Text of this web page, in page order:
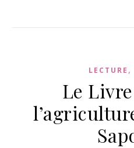
LECTURE ,
Le